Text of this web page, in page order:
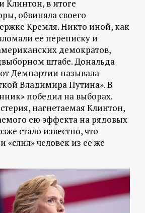
Клинтон, в итоге
обвиняла своего
Кремля. Никто иной, как
ее переписку и
демократов,
штабе. Дональда
Демпартии называла
Владимира Путина». В
победил на выборах.
нагнетаемая Клинтон,
ею эффекта на рядовых
стало известно, что
«слил» человек из ее же